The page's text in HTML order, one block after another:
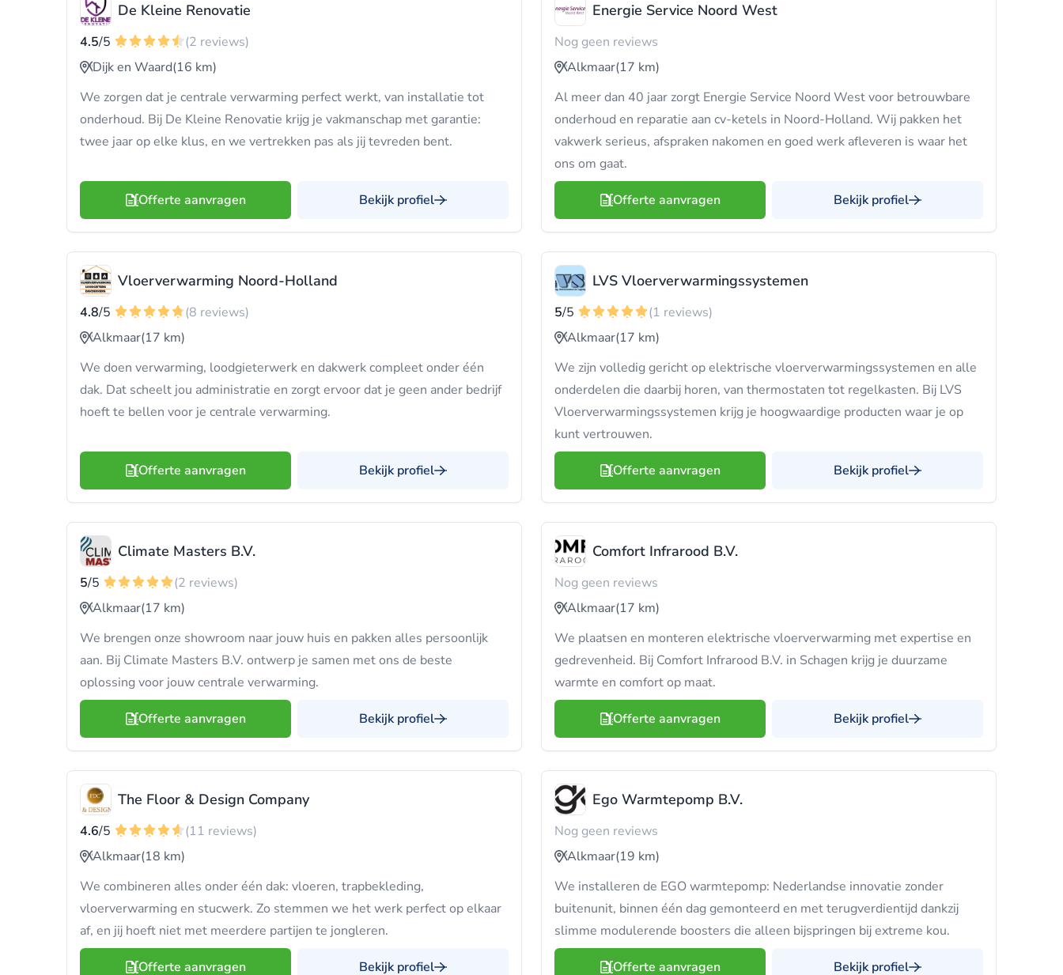
De Kleine Renovatie
4.5/5
(2 reviews)
Dijk en Waard(16 km)
We zorgen dat je centrale verwarming perfect werkt, van installatie tot
onderhoud. Bij De Kleine Renovatie krijg je vakmanschap met garantie:
twee jaar op elke klus, en we vertrekken pas als jij tevreden bent.
Offerte aanvragen Bekijk profiel
Energie Service Noord West
Nog geen reviews
Alkmaar(17 km)
Al meer dan 40 jaar zorgt Energie Service Noord West voor betrouwbare
onderhoud en reparatie aan cv-ketels in Noord-Holland. Wij pakken het
vakwerk serieus, afspraken nakomen en goed werk afleveren is waar het
ons om gaat.
Offerte aanvragen Bekijk profiel
Vloerverwarming Noord-Holland
4.8/5
(8 reviews)
Alkmaar(17 km)
We doen verwarming, loodgieterwerk en dakwerk compleet onder één
dak. Dat scheelt jou administratie en zorgt ervoor dat je geen ander bedrijf
hoeft te bellen voor je centrale verwarming.
Offerte aanvragen Bekijk profiel
LVS Vloerverwarmingssystemen
5/5
(1 reviews)
Alkmaar(17 km)
We zijn volledig gericht op elektrische vloerverwarmingssystemen en alle
onderdelen die daarbij horen, van thermostaten tot regelkasten. Bij LVS
Vloerverwarmingssystemen krijg je hoogwaardige producten waar je op
kunt vertrouwen.
Offerte aanvragen Bekijk profiel
Climate Masters B.V.
5/5
(2 reviews)
Alkmaar(17 km)
We brengen onze showroom naar jouw huis en pakken alles persoonlijk
aan. Bij Climate Masters B.V. ontwerp je samen met ons de beste
oplossing voor jouw centrale verwarming.
Offerte aanvragen Bekijk profiel
Comfort Infrarood B.V.
Nog geen reviews
Alkmaar(17 km)
We plaatsen en monteren elektrische vloerverwarming met expertise en
gedrevenheid. Bij Comfort Infrarood B.V. in Schagen krijg je duurzame
warmte en comfort op maat.
Offerte aanvragen Bekijk profiel
The Floor & Design Company
4.6/5
(11 reviews)
Alkmaar(18 km)
We combineren alles onder één dak: vloeren, trapbekleding,
vloerverwarming en stucwerk. Zo stemmen we het werk perfect op elkaar
af, en jij hoeft niet met meerdere partijen te jongleren.
Offerte aanvragen Bekijk profiel
Ego Warmtepomp B.V.
Nog geen reviews
Alkmaar(19 km)
We installeren de EGO warmtepomp: Nederlandse innovatie zonder
buitenunit, binnen één dag gemonteerd en met terugverdientijd dankzij
slimme modulerende boosters die alleen bijspringen bij extreme kou.
Offerte aanvragen Bekijk profiel